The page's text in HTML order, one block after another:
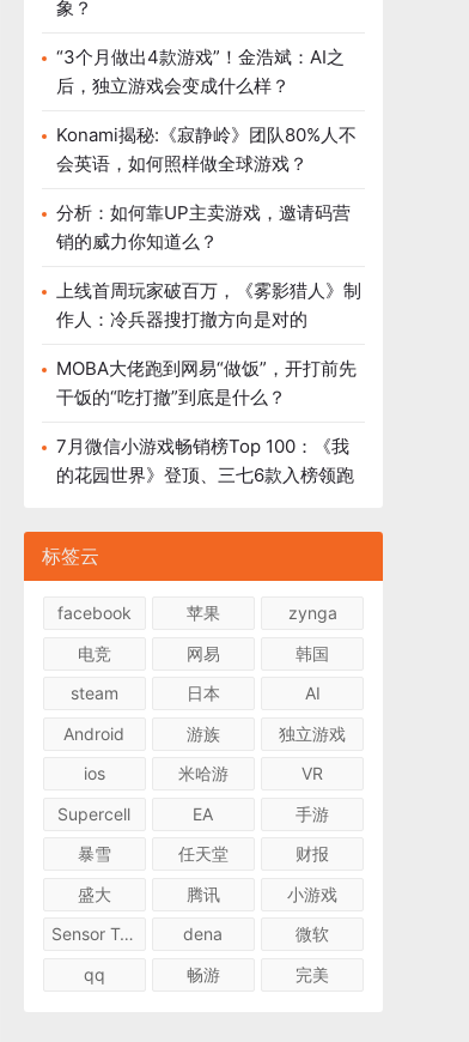
象？
“3个月做出4款游戏”！金浩斌：AI之
后，独立游戏会变成什么样？
Konami揭秘:《寂静岭》团队80%人不
会英语，如何照样做全球游戏？
分析：如何靠UP主卖游戏，邀请码营
销的威力你知道么？
上线首周玩家破百万，《雾影猎人》制
作人：冷兵器搜打撤方向是对的
MOBA大佬跑到网易“做饭”，开打前先
干饭的“吃打撤”到底是什么？
7月微信小游戏畅销榜Top 100：《我
的花园世界》登顶、三七6款入榜领跑
标签云
facebook 苹果
zynga
电竞
网易
韩国
steam
日本
AI
Android
游族
独立游戏
ios
米哈游
VR
Supercell
EA
手游
暴雪
任天堂
财报
盛大
腾讯
小游戏
Sensor Tower
dena
微软
qq
畅游 完美